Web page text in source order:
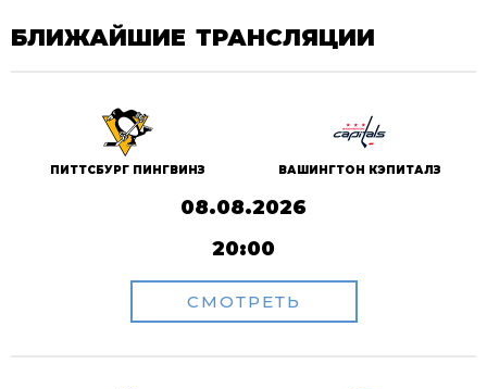
БЛИЖАЙШИЕ ТРАНСЛЯЦИИ
ПИТТСБУРГ ПИНГВИНЗ ВАШИНГТОН КЭПИТАЛЗ
08.08.2026
20:00
СМОТРЕТЬ